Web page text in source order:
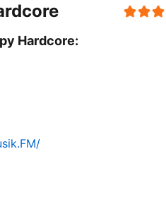
Hardcore: